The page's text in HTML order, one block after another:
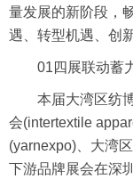
量发展的新阶段，
遇、转型机遇、创
01四展联动蓄
本届大湾区纺博
会(intertextile
(yarnexpo)、大湾
下游品牌展会在深